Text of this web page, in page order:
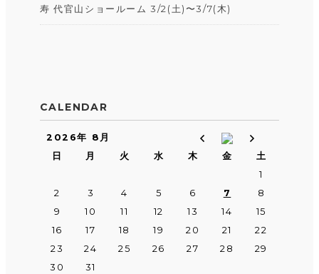
寿 代官山ショールーム 3/2(土)〜3/7(木)
CALENDAR
2026年 8月
日
月 火 水 木 金
土
1
2
3 4 5 6 7
8
9
10 11 12 13 14
15
16
17 18 19 20 21
22
23
24 25 26 27 28
29
30
31